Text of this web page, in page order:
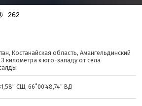
262
Костанайская область, Амангельдинский
километра к юго-западу от села
СШ, 66˚00′48,74″ ВД